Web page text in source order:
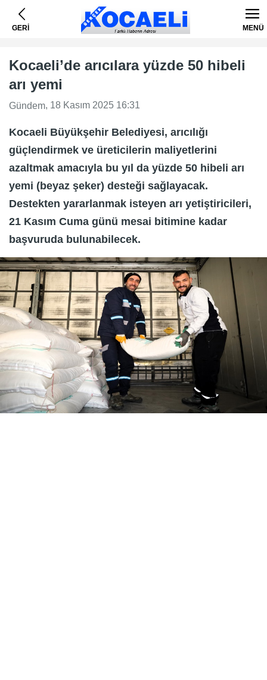
GERİ MENÜ
Kocaeli’de arıcılara yüzde 50 hibeli
arı yemi
Gündem, 18 Kasım 2025 16:31
Kocaeli Büyükşehir Belediyesi, arıcılığı
güçlendirmek ve üreticilerin maliyetlerini
azaltmak amacıyla bu yıl da yüzde 50 hibeli arı
yemi (beyaz şeker) desteği sağlayacak.
Destekten yararlanmak isteyen arı yetiştiricileri,
21 Kasım Cuma günü mesai bitimine kadar
başvuruda bulunabilecek.